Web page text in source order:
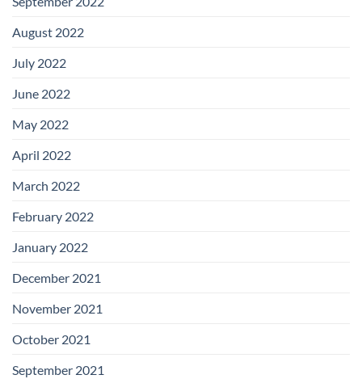
August 2022
July 2022
June 2022
May 2022
April 2022
March 2022
February 2022
January 2022
December 2021
November 2021
October 2021
September 2021